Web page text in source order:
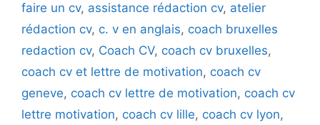
faire un cv, assistance rédaction cv, atelier
rédaction cv, c. v en anglais, coach bruxelles
redaction cv, Coach CV, coach cv bruxelles,
coach cv et lettre de motivation, coach cv
geneve, coach cv lettre de motivation, coach cv
lettre motivation, coach cv lille, coach cv lyon,